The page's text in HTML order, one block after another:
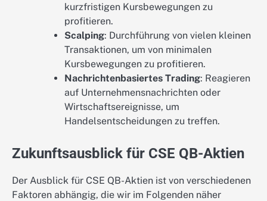
kurzfristigen Kursbewegungen zu
profitieren.
Scalping: Durchführung von vielen kleinen
Transaktionen, um von minimalen
Kursbewegungen zu profitieren.
Nachrichtenbasiertes Trading: Reagieren
auf Unternehmensnachrichten oder
Wirtschaftsereignisse, um
Handelsentscheidungen zu treffen.
Zukunftsausblick für CSE QB-Aktien
Der Ausblick für CSE QB-Aktien ist von verschiedenen
Faktoren abhängig, die wir im Folgenden näher